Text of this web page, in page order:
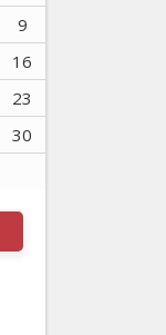
9
16
23
30